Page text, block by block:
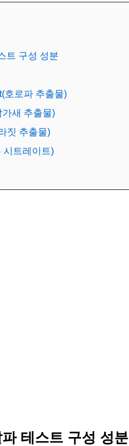
트 구성 성분
호로파 추출물)
새 추출물)
짓 추출물)
시트레이트)
테스트 구성 성분